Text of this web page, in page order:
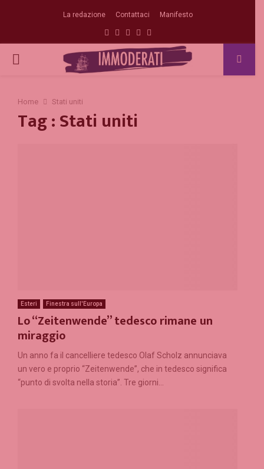
La redazione Contattaci Manifesto
Facebook
TwitterInstagram
Linkedin
Email
PRIMARY
Home Stati uniti
Tag : Stati uniti
Esteri Finestra sull'Europa
Lo “Zeitenwende” tedesco rimane un
miraggio
Un anno fa il cancelliere tedesco Olaf Scholz annunciava
un vero e proprio “Zeitenwende”, che in tedesco significa
“punto di svolta nella storia”. Tre giorni...